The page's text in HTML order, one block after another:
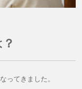
ってきました。